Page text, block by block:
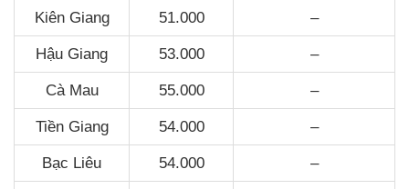
Kiên Giang 51.000 –
Hậu Giang 53.000 –
Cà Mau 55.000 –
Tiền Giang 54.000 –
Bạc Liêu 54.000 –